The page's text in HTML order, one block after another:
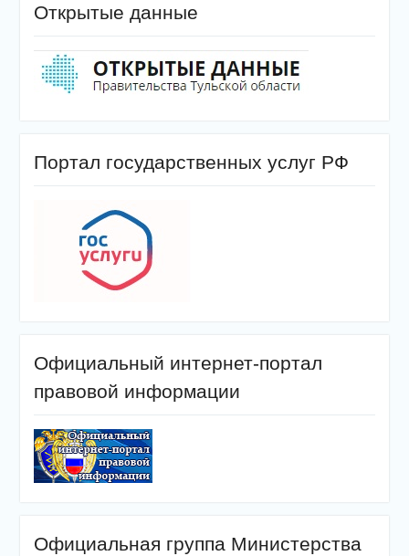
Открытые данные
Портал государственных услуг РФ
Официальный интернет-портал
правовой информации
Официальная группа Министерства